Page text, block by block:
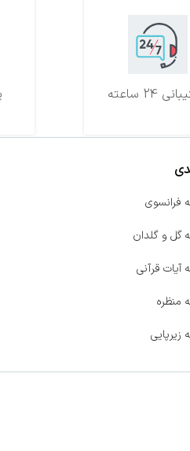
24 ساعته
فرانسوی
گل و گلدان
آیات قرآنی
منظره